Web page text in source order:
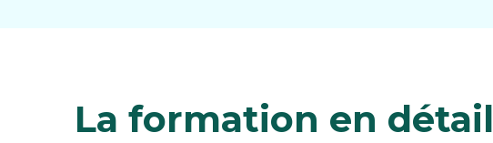
La formation en détail